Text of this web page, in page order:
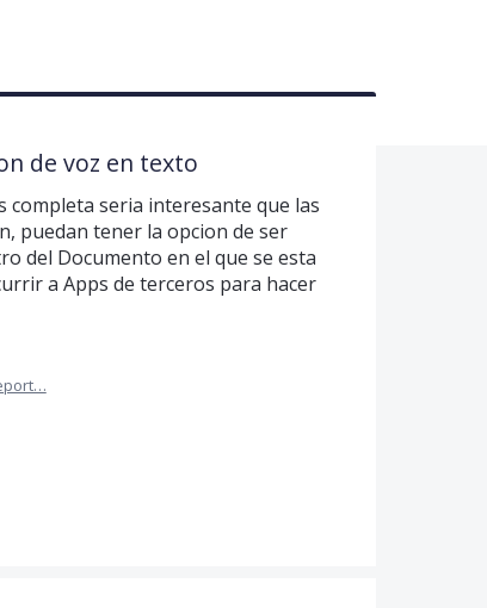
de voz en texto
completa seria interesante que las
puedan tener la opcion de ser
del Documento en el que se esta
a Apps de terceros para hacer